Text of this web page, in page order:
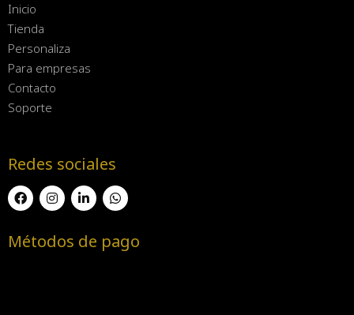
Inicio
Tienda
Personaliza
Para empresas
Contacto
Soporte
Redes sociales
Métodos de pago